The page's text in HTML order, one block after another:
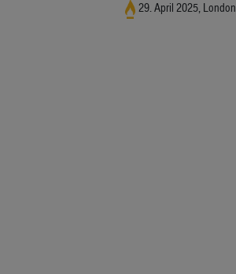
29. April 2025, London